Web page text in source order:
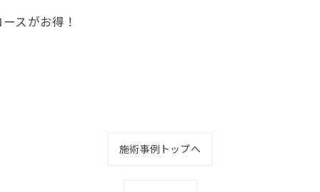
スがお得！
施術事例トップへ